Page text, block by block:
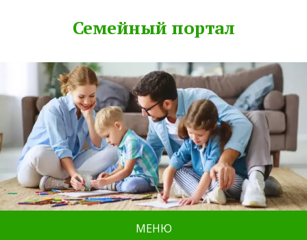
Семейный портал
МЕНЮ